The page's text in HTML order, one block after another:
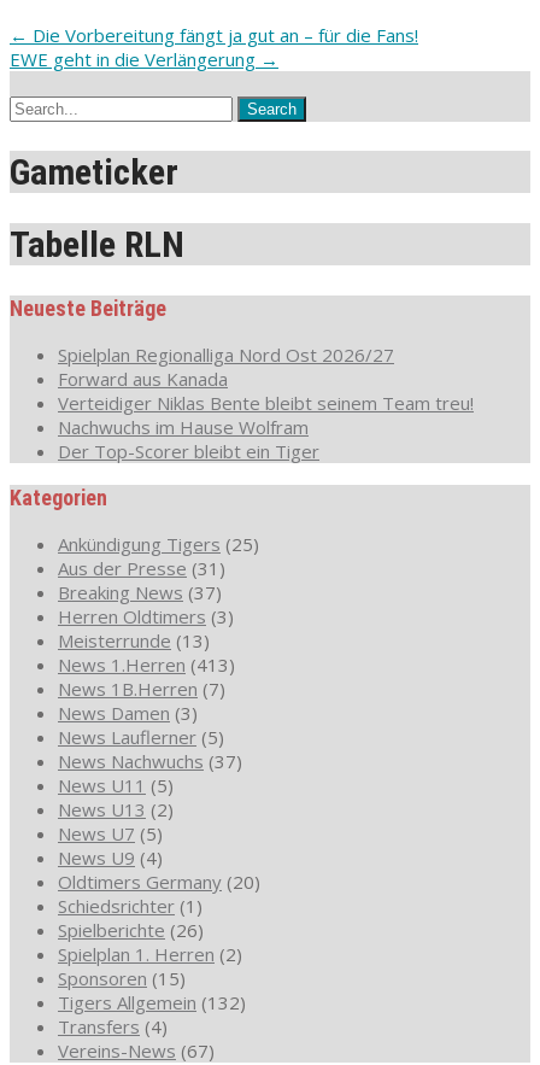
← Die Vorbereitung fängt ja gut an – für die Fans!
EWE geht in die Verlängerung →
Gameticker
Tabelle RLN
Neueste Beiträge
Spielplan Regionalliga Nord Ost 2026/27
Forward aus Kanada
Verteidiger Niklas Bente bleibt seinem Team treu!
Nachwuchs im Hause Wolfram
Der Top-Scorer bleibt ein Tiger
Kategorien
Ankündigung Tigers (25)
Aus der Presse (31)
Breaking News (37)
Herren Oldtimers (3)
Meisterrunde (13)
News 1.Herren (413)
News 1B.Herren (7)
News Damen (3)
News Lauflerner (5)
News Nachwuchs (37)
News U11 (5)
News U13 (2)
News U7 (5)
News U9 (4)
Oldtimers Germany (20)
Schiedsrichter (1)
Spielberichte (26)
Spielplan 1. Herren (2)
Sponsoren (15)
Tigers Allgemein (132)
Transfers (4)
Vereins-News (67)